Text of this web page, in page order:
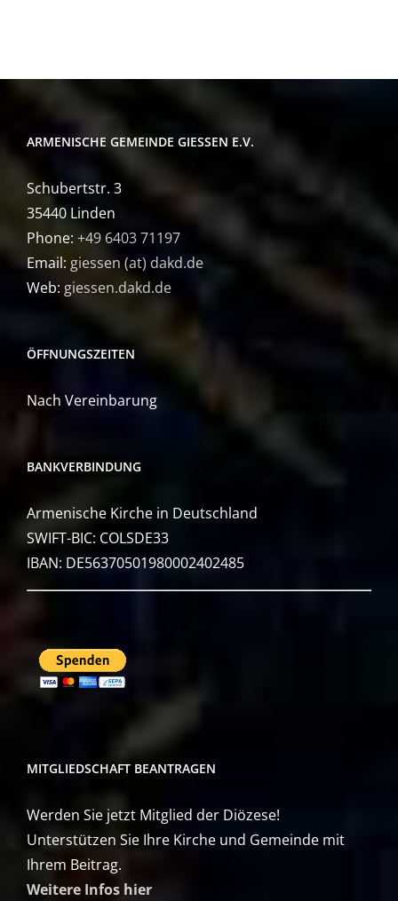
ARMENISCHE GEMEINDE GIESSEN E.V.
Schubertstr. 3
35440 Linden
Phone: +49 6403 71197
Email: giessen (at) dakd.de
Web: giessen.dakd.de
ÖFFNUNGSZEITEN
Nach Vereinbarung
BANKVERBINDUNG
Armenische Kirche in Deutschland
SWIFT-BIC: COLSDE33
IBAN: DE56370501980002402485
MITGLIEDSCHAFT BEANTRAGEN
Werden Sie jetzt Mitglied der Diözese!
Unterstützen Sie Ihre Kirche und Gemeinde mit
Ihrem Beitrag.
Weitere Infos hier